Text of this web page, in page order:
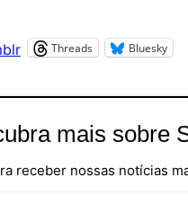
Threads Bluesky
mais sobre
receber nossas notícias